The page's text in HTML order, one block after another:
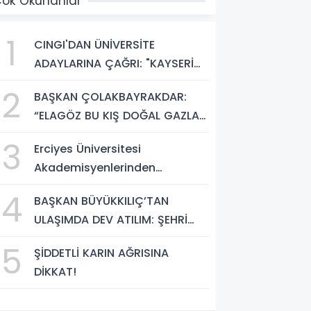
1
CINGI'DAN ÜNİVERSİTE
ADAYLARINA ÇAĞRI: "KAYSERİ
HAYATI HEM DE PARLAK BİR
GELECEK SUNUYOR"
2
BAŞKAN ÇOLAKBAYRAKDAR:
“ELAGÖZ BU KIŞ DOĞAL GAZLA
DÖNÜŞÜM BAŞLIYOR!”
3
Erciyes Üniversitesi
Akademisyenlerinden
Disleksi Değerlendirmesinde
Yapay Zekâ Dönemi
4
BAŞKAN BÜYÜKKILIÇ’TAN
ULAŞIMDA DEV ATILIM: ŞEHRİ
5
ŞİDDETLİ KARIN AĞRISINA
DİKKAT!